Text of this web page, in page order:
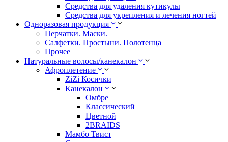
Средства для удаления кутикулы
Средства для укрепления и лечения ногтей
Одноразовая продукция
Перчатки. Маски.
Салфетки. Простыни. Полотенца
Прочее
Натуральные волосы/канекалон
Афроплетение
ZiZi Косички
Канекалон
Омбре
Классический
Цветной
2BRAIDS
Мамбо Твист